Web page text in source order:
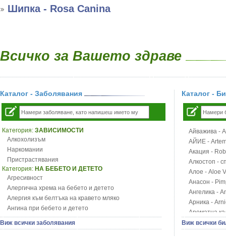
Шипка - Rosa Canina
Всичко за Вашето здраве
Каталог - Заболявания
Категория: ЗАВИСИМОСТИ
Алкохолизъм
Наркомании
Пристрастявания
Категория: НА БЕБЕТО И ДЕТЕТО
Агресивност
Алергична хрема на бебето и детето
Алергия към белтъка на кравето мляко
Ангина при бебето и детето
Анемия при бебето и детето
Апетит - пълни деца
Виж всички заболявания
Каталог -
Айважива -
АЙИЕ -
Акация -
Алкостоп -
Алое - Aloe
Анасон -
Ангелика -
Арника -
Ароматна
Арония -
Виж всички